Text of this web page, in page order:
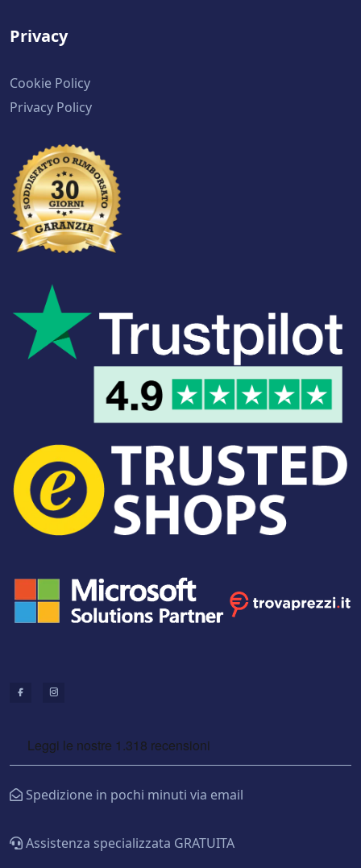
Privacy
Cookie Policy
Privacy Policy
Spedizione in pochi minuti via email
Assistenza specializzata GRATUITA